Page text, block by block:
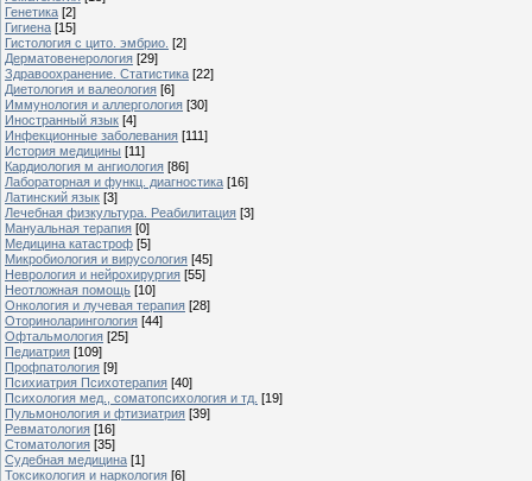
Генетика [2]
Гигиена [15]
Гистология с цито. эмбрио. [2]
Дерматовенерология [29]
Здравоохранение. Статистика [22]
Диетология и валеология [6]
Иммунология и аллергология [30]
Иностранный язык [4]
Инфекционные заболевания [111]
История медицины [11]
Кардиология м ангиология [86]
Лабораторная и функц. диагностика [16]
Латинский язык [3]
Лечебная физкультура. Реабилитация [3]
Мануальная терапия [0]
Медицина катастроф [5]
Микробиология и вирусология [45]
Неврология и нейрохирургия [55]
Неотложная помощь [10]
Онкология и лучевая терапия [28]
Оториноларингология [44]
Офтальмология [25]
Педиатрия [109]
Профпатология [9]
Психиатрия Психотерапия [40]
Психология мед., соматопсихология и тд. [19]
Пульмонология и фтизиатрия [39]
Ревматология [16]
Стоматология [35]
Судебная медицина [1]
Токсикология и наркология [6]